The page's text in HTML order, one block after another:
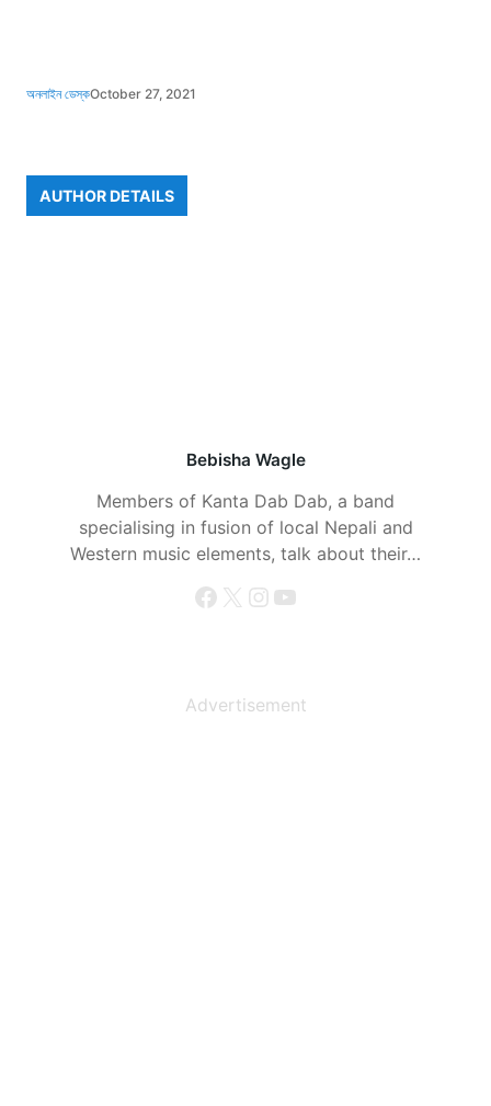
অনলাইন ডেস্কOctober 27, 2021
AUTHOR DETAILS
Bebisha Wagle
Members of Kanta Dab Dab, a band
specialising in fusion of local Nepali and
Western music elements, talk about their…
Facebook X Instagram YouTube
Advertisement